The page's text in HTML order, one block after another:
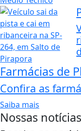
Farmácias de
Confira as
Saiba mais
Nossas notícias